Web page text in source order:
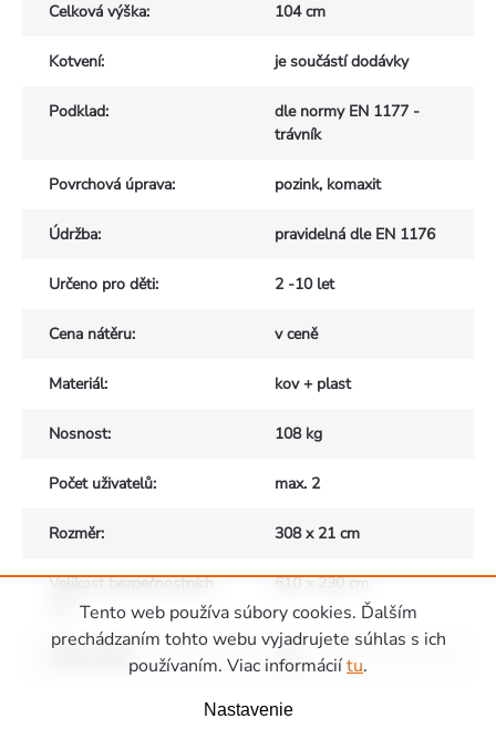
Tento web používa súbory cookies. Ďalším
prechádzaním tohto webu vyjadrujete súhlas s ich
používaním. Viac informáciítu.
Nastavenie
Celková výška: 104 cm
Kotvení: je součástí dodávky
Podklad:
dle normy EN 1177 -
trávník
Povrchová úprava: pozink, komaxit
Údržba: pravidelná dle EN 1176
Určeno pro děti: 2 -10 let
Cena nátěru: v ceně
Materiál: kov + plast
Nosnost: 108 kg
Počet uživatelů: max. 2
Rozměr: 308 x 21 cm
Velikost bezpečnostních
610 x 230 cm
1 m